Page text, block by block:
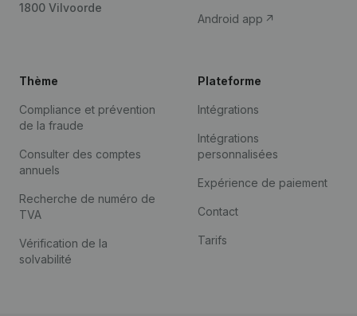
1800 Vilvoorde
Android app
Thème
Compliance et prévention
de la fraude
Consulter des comptes
annuels
Recherche de numéro de
TVA
Vérification de la
solvabilité
Plateforme
Intégrations
Intégrations
personnalisées
Expérience de paiement
Contact
Tarifs